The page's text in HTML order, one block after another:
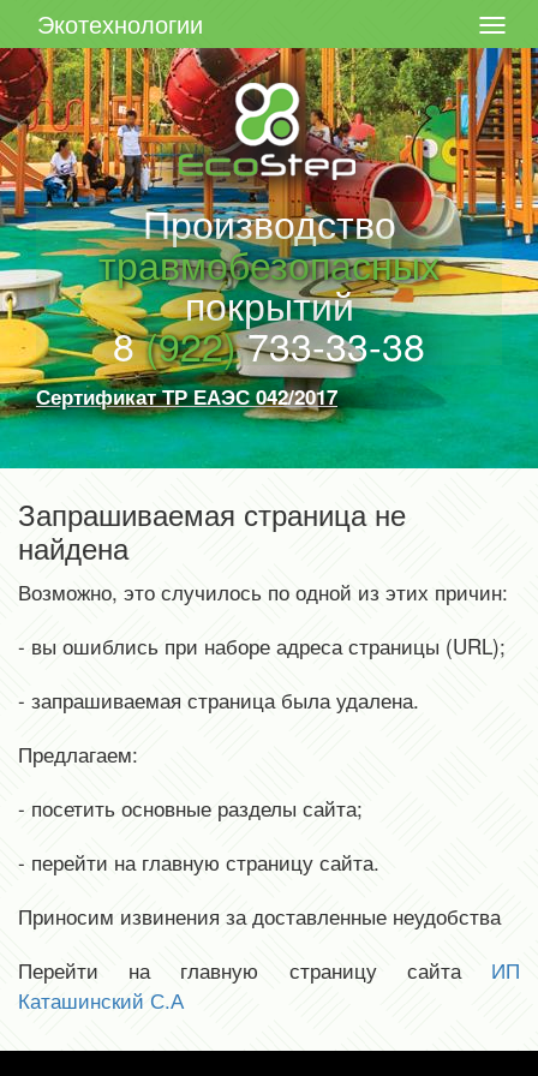
Производство
травмобезопасных
покрытий
8(922)733-33-38
Сертификат ТР ЕАЭС 042/2017
Экотехнологии
Запрашиваемая страница не
найдена
Возможно, это случилось по одной из этих причин:
- вы ошиблись при наборе адреса страницы (URL);
- запрашиваемая страница была удалена.
Предлагаем:
- посетить основные разделы сайта;
- перейти на главную страницу сайта.
Приносим извинения за доставленные неудобства
Перейти на главную страницу сайта ИП
Каташинский С.А